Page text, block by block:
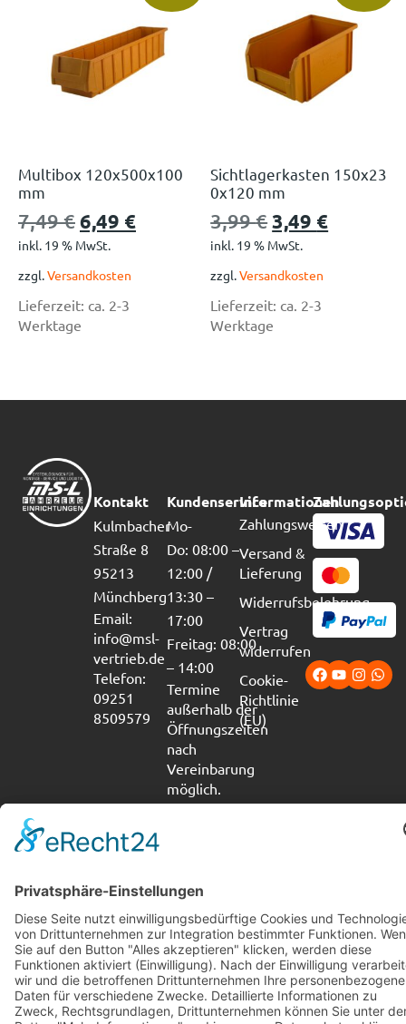
Multibox 120x500x100
mm
7,49€6,49 €
inkl. 19 % MwSt.
zzgl.Versandkosten
Lieferzeit: ca. 2-3
Werktage
Sichtlagerkasten 150x23
0x120 mm
3,99€3,49 €
inkl. 19 % MwSt.
zzgl.Versandkosten
Lieferzeit: ca. 2-3
Werktage
Kontakt
Kulmbacher
Straße 8
95213
Münchberg
Email:
info@msl-
vertrieb.de
Telefon:
09251
8509579
Kundenservice
Mo-
Do: 08:00 –
12:00 /
13:30 –
17:00
Freitag: 08:00
– 14:00
Termine
außerhalb der
Öffnungszeiten
nach
Vereinbarung
möglich.
Informationen
Zahlungsweisen
Versand &
Lieferung
Widerrufsbelehrung
Vertrag
widerrufen
Cookie-
Richtlinie
(EU)
Impressum Datenschutz
Erklärung zur Barrierefreiheit
Copyright © 2026 M-S-L Fahrzeugeinrichtungen e.K.
Vertrag widerrufen